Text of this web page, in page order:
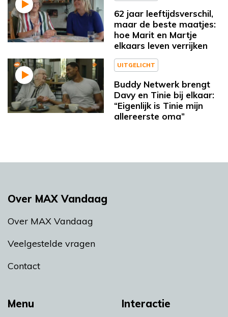
62 jaar leeftijdsverschil,
maar de beste maatjes:
hoe Marit en Martje
elkaars leven verrijken
UITGELICHT
Buddy Netwerk brengt
Davy en Tinie bij elkaar:
“Eigenlijk is Tinie mijn
allereerste oma”
Menu Interactie
Over MAX Vandaag
Over MAX Vandaag
Veelgestelde vragen
Contact